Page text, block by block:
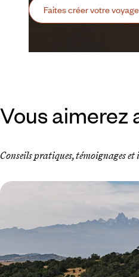
Faites créer votre voyage
Vous aimerez
Conseils pratiques, témoignages